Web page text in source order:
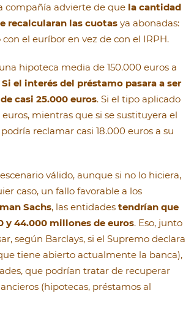
compañía advierte de que la cantidad
recalcularan las cuotas ya abonadas:
el euríbor en vez de con el IRPH.
hipoteca media de 150.000 euros a
Si el interés del préstamo pasara a ser
casi 25.000 euros. Si el tipo aplicado
mientras que si se sustituyera el
reclamar casi 18.000 euros a su
válido, aunque si no lo hiciera,
caso, un fallo favorable a los
Sachs, las entidades tendrían que
y 44.000 millones de euros. Eso, junto
según Barclays, si el Supremo declara
tiene abierto actualmente la banca),
que podrían tratar de recuperar
(hipotecas, préstamos al